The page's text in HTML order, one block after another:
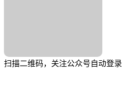
扫描二维码，关注公众号自动登录